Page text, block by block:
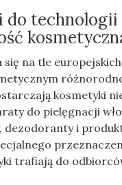
do technologii
się na tle
kosmetyki
do pielęgnacji
dezodoranty i
trafiają do